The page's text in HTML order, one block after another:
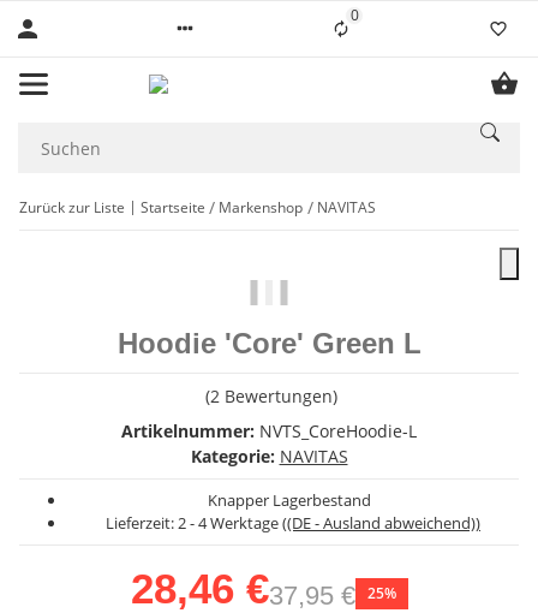
0Liste ist leer
Zurück zur Liste Startseite Markenshop NAVITAS
Hoodie 'Core' Green L
(2 Bewertungen)
Artikelnummer: NVTS_CoreHoodie-L
Kategorie: NAVITAS
Knapper Lagerbestand
Lieferzeit:2 - 4 Werktage((DE - Ausland abweichend))
28,46 €37,95 € 25%